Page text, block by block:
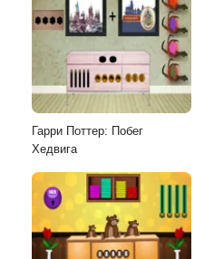
Гарри Поттер: Побег
Хедвига